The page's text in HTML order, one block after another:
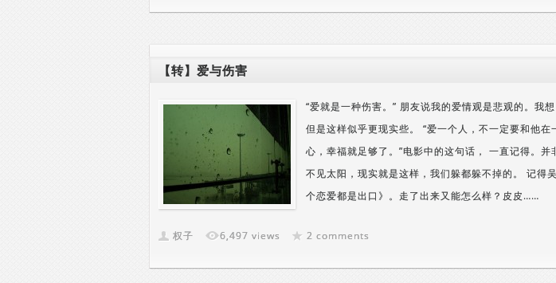
【转】爱与伤害
“爱就是一种伤害。” 朋友说我的爱情观是悲观的。我
但是这样似乎更现实些。 “爱一个人，不一定要和他在
心，幸福就足够了。”电影中的这句话， 一直记得。并
不见太阳，现实就是这样，我们躲都躲不掉的。 记得
个恋爱都是出口》。走了出来又能怎么样？皮皮……
权子 6,497 views 2 comments